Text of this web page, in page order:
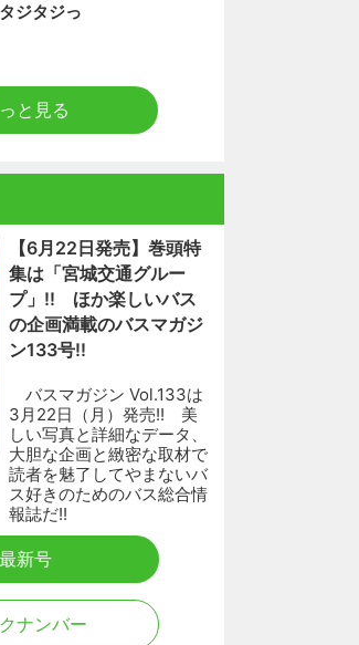
ジタジっ
と見る
【6月22日発売】巻頭特
集は「宮城交通グルー
プ」!! ほか楽しいバス
の企画満載のバスマガジ
ン133号!!
バスマガジン Vol.133は
3月22日（月）発売!! 美
しい写真と詳細なデータ、
大胆な企画と緻密な取材で
読者を魅了してやまないバ
ス好きのためのバス総合情
報誌だ!!
最新号
ナンバー